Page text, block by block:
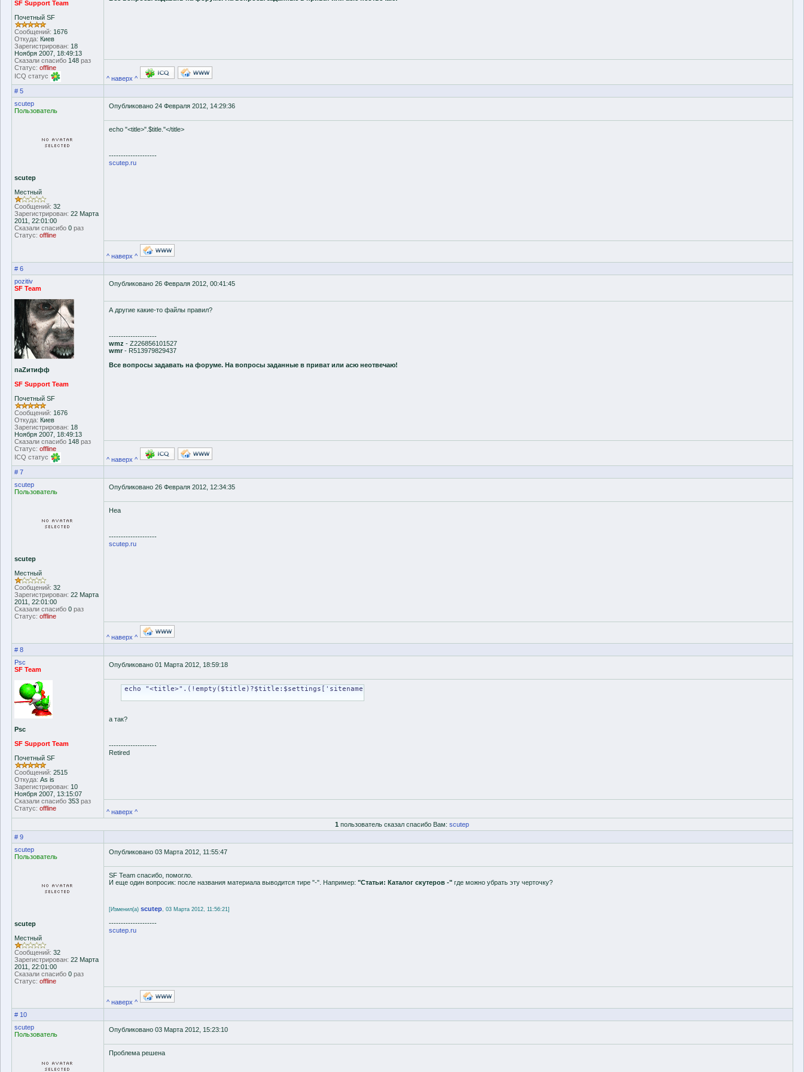
SF Support Team
Почетный SF
Сообщений: 1676
Откуда: Киев
Зарегистрирован: 18
Ноября 2007, 18:49:13
Сказали спасибо 148раз
Статус: offline
ICQ статус
^ наверх ^
# 5
scutep
Пользователь
scutep
Местный
Сообщений: 32
Зарегистрирован: 22 Марта
2011, 22:01:00
Сказали спасибо 0раз
Статус: offline
Опубликовано 24 Февраля 2012, 14:29:36
echo "<title>".$title."</title>
--------------------
scutep.ru
^ наверх ^
# 6
pozitiv
SF Team
паZитифф
SF Support Team
Почетный SF
Сообщений: 1676
Откуда: Киев
Зарегистрирован: 18
Ноября 2007, 18:49:13
Сказали спасибо 148раз
Статус: offline
ICQ статус
Опубликовано 26 Февраля 2012, 00:41:45
А другие какие-то файлы правил?
--------------------
wmz - Z226856101527
wmr- R513979829437
Все вопросы задавать на форуме. На вопросы заданные в приват или асю неотвечаю!
^ наверх ^
# 7
scutep
Пользователь
scutep
Местный
Сообщений: 32
Зарегистрирован: 22 Марта
2011, 22:01:00
Сказали спасибо 0раз
Статус: offline
Опубликовано 26 Февраля 2012, 12:34:35
Неа
--------------------
scutep.ru
^ наверх ^
# 8
Psc
SF Team
Psc
SF Support Team
Почетный SF
Сообщений: 2515
Откуда: As is
Зарегистрирован: 10
Ноября 2007, 13:15:07
Сказали спасибо 353раз
Статус: offline
Опубликовано 01 Марта 2012, 18:59:18
echo "<title>".(!empty($title)?$title:$settings['sitename'])."</title>";
а так?
--------------------
Retired
^ наверх ^
1 пользователь сказал спасибо Вам: scutep
# 9
scutep
Пользователь
scutep
Местный
Сообщений: 32
Зарегистрирован: 22 Марта
2011, 22:01:00
Сказали спасибо 0раз
Статус: offline
Опубликовано 03 Марта 2012, 11:55:47
SF Team спасибо, помогло.
И еще один вопросик: после названия материала выводится тире "-". Например: "Статьи: Каталог скутеров -" где можно убрать эту черточку?
[Изменил(а) scutep, 03 Марта 2012, 11:56:21]
--------------------
scutep.ru
^ наверх ^
# 10
scutep
Пользователь
Опубликовано 03 Марта 2012, 15:23:10
Проблема решена